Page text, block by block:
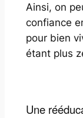
Ainsi, on
confiance
pour bien
étant plus
Une